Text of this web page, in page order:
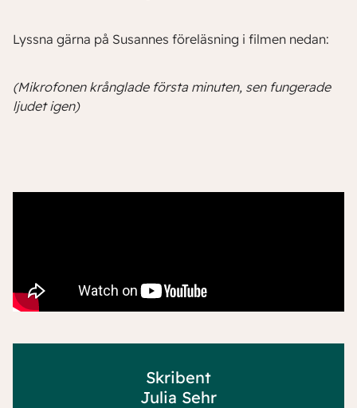
Lyssna gärna på Susannes föreläsning i filmen nedan:
(Mikrofonen krånglade första minuten, sen fungerade
ljudet igen)
Skribent
Julia Sehr